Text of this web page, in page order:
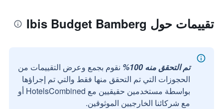
تقييمات حول Ibis Budget Bamberg
تم التحقق منه 100%
نقوم بجمع وعرض التقييمات من
الحجوزات التي تم التحقق منها فقط والتي تم إجراؤها
بواسطة مستخدمين حقيقيين مع HotelsCombined أو
مع شركائنا الخارجيين الموثوقين.